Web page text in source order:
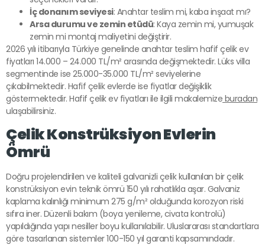
İç donanım seviyesi: Anahtar teslim mi, kaba inşaat mı?
Arsa durumu ve zemin etüdü: Kaya zemin mi, yumuşak
zemin mi montaj maliyetini değiştirir.
2026 yılı itibarıyla Türkiye genelinde anahtar teslim hafif çelik ev
fiyatları 14.000 – 24.000 TL/m² arasında değişmektedir. Lüks villa
segmentinde ise 25.000-35.000 TL/m² seviyelerine
çıkabilmektedir. Hafif çelik evlerde ise fiyatlar değişiklik
göstermektedir. Hafif çelik ev fiyatları ile ilgili makalemize buradan
ulaşabilirsiniz.
Çelik Konstrüksiyon Evlerin
Ömrü
Doğru projelendirilen ve kaliteli galvanizli çelik kullanılan bir çelik
konstrüksiyon evin teknik ömrü 150 yılı rahatlıkla aşar. Galvaniz
kaplama kalınlığı minimum 275 g/m² olduğunda korozyon riski
sıfıra iner. Düzenli bakım (boya yenileme, civata kontrolü)
yapıldığında yapı nesiller boyu kullanılabilir. Uluslararası standartlara
göre tasarlanan sistemler 100-150 yıl garanti kapsamındadır.